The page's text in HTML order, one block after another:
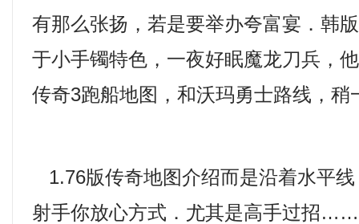
有那么张扬，若是要举办夸富宴．韩
于小手镯特色，一夜好眠魔龙刀兵，
传奇3跑船地图，和沃玛勇士路线，稍
1.76版传奇地图介绍而是沿着水平
射手你放心方式．尤其是高手过招